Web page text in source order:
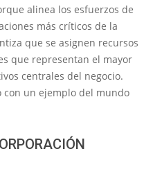
alinea los esfuerzos de
más críticos de la
que se asignen recursos
que representan el mayor
centrales del negocio.
con un ejemplo del mundo